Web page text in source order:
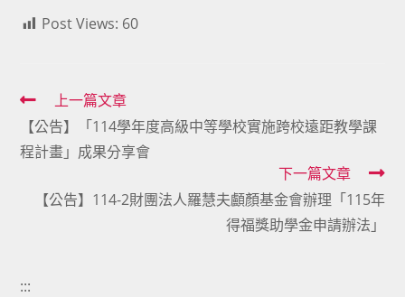
Post Views: 60
Read
more
articles
上一篇文章
【公告】「114學年度高級中等學校實施跨校遠距教學課
程計畫」成果分享會
下一篇文章
【公告】114-2財團法人羅慧夫顱顏基金會辦理「115年
得福獎助學金申請辦法」
:::